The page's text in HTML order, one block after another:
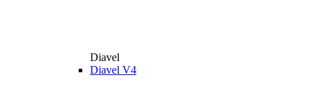
Diavel
Diavel V4